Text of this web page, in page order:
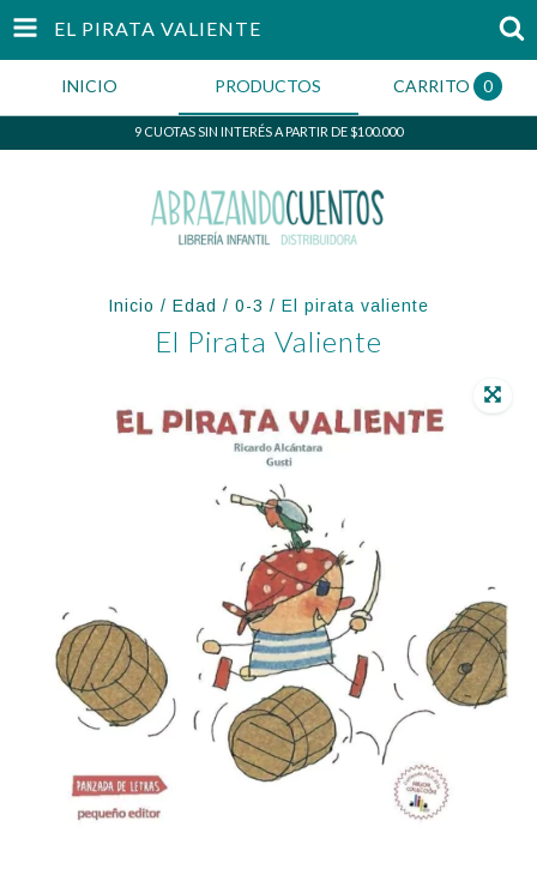
EL PIRATA VALIENTE
INICIO PRODUCTOS CARRITO 0
9 CUOTAS SIN INTERÉS A PARTIR DE $100.000
Inicio / Edad / 0-3 / El pirata valiente
El Pirata Valiente